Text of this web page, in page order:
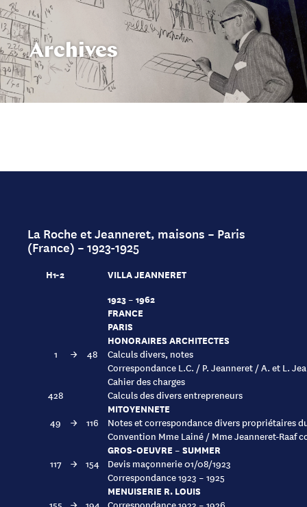
Archives
La Roche et Jeanneret, maisons – Paris
(France) – 1923-1925
H1-2
VILLA JEANNERET
1923 – 1962
FRANCE
PARIS
HONORAIRES ARCHITECTES
1 → 48
Calculs divers, notes
Correspondance L.C. / P. Jeanneret / A. et L.
Cahier des charges
428
Calculs des divers entrepreneurs
MITOYENNETE
49 → 116
Notes et correspondance divers propriétaires
Convention Mme Lainé / Mme Jeanneret-Raaf
GROS-OEUVRE – SUMMER
117 → 154
Devis maçonnerie 01/08/1923
Correspondance 1923 – 1925
MENUISERIE R. LOUIS
155 → 194 Correspondance 1923 – 1926